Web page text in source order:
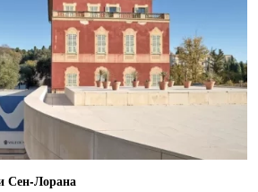
Сен-Лорана